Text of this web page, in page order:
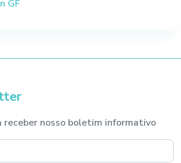
GF
receber nosso boletim informativo